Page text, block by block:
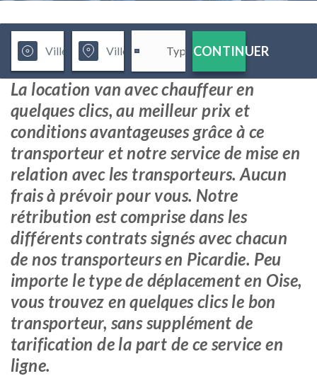
CONTINUER
La location van avec chauffeur en
quelques clics, au meilleur prix et
conditions avantageuses grâce à ce
transporteur et notre service de mise en
relation avec les transporteurs. Aucun
frais à prévoir pour vous. Notre
rétribution est comprise dans les
différents contrats signés avec chacun
de nos transporteurs en Picardie. Peu
importe le type de déplacement en Oise,
vous trouvez en quelques clics le bon
transporteur, sans supplément de
tarification de la part de ce service en
ligne.